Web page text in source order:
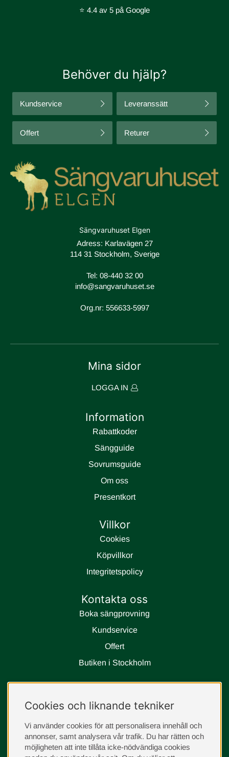
⭐ 4.4 av 5 på Google
Behöver du hjälp?
Kundservice Leveranssätt
Offert Returer
Sängvaruhuset Elgen
Adress: Karlavägen 27
114 31 Stockholm, Sverige
Tel: 08-440 32 00
info@sangvaruhuset.se
Org.nr: 556633-5997
Mina sidor
LOGGA IN
Information
Rabattkoder
Sängguide
Sovrumsguide
Om oss
Presentkort
Villkor
Cookies
Köpvillkor
Integritetspolicy
Kontakta oss
Boka sängprovning
Kundservice
Offert
Butiken i Stockholm
instagram
Cookies och liknande tekniker
Vi använder cookies för att personalisera innehåll och
annonser, samt analysera vår trafik. Du har rätten och
möjligheten att inte tillåta icke-nödvändiga cookies